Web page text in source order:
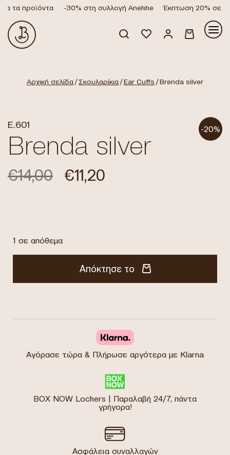
τα προϊόντα -30% στη συλλογή Anekke Έκπτωση 20% σε
Αρχική σελίδα/Σκουλαρίκια/Ear Cuffs / Brenda silver
-20%
E.601
Brenda silver
€14,00 €11,20
1 σε απόθεμα
Απόκτησε το
Αγόρασε τώρα & Πλήρωσε αργότερα με Klarna
BOX NOW Lockers | Παραλαβή 24/7, πάντα
γρήγορα!
Ασφάλεια συναλλαγών